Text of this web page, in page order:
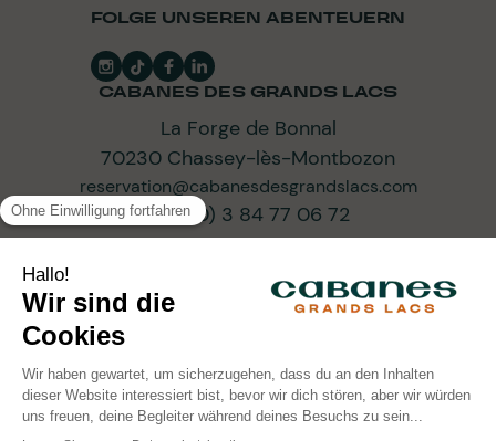
FOLGE UNSEREN ABENTEUERN
CABANES DES GRANDS LACS
La Forge de Bonnal
70230 Chassey-lès-Montbozon
reservation@cabanesdesgrandslacs.com
+33 (0) 3 84 77 06 72
ABONNIEREN SIE UNSEREN NEWSLETTER